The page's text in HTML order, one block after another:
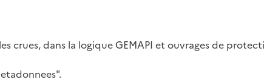
dans la logique GEMAPI et ouvrages de